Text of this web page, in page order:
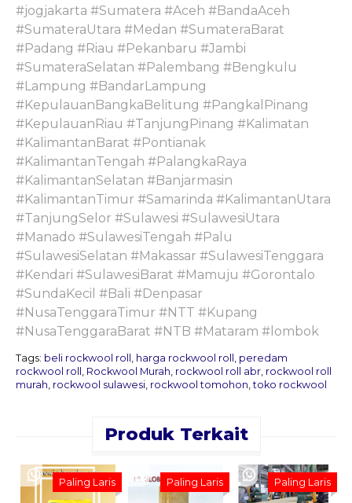
#jogjakarta #Sumatera #Aceh #BandaAceh
#SumateraUtara #Medan #SumateraBarat
#Padang #Riau #Pekanbaru #Jambi
#SumateraSelatan #Palembang #Bengkulu
#Lampung #BandarLampung
#KepulauanBangkaBelitung #PangkalPinang
#KepulauanRiau #TanjungPinang #Kalimatan
#KalimantanBarat #Pontianak
#KalimantanTengah #PalangkaRaya
#KalimantanSelatan #Banjarmasin
#KalimantanTimur #Samarinda #KalimantanUtara
#TanjungSelor #Sulawesi #SulawesiUtara
#Manado #SulawesiTengah #Palu
#SulawesiSelatan #Makassar #SulawesiTenggara
#Kendari #SulawesiBarat #Mamuju #Gorontalo
#SundaKecil #Bali #Denpasar
#NusaTenggaraTimur #NTT #Kupang
#NusaTenggaraBarat #NTB #Mataram #lombok
Tags: beli rockwool roll harga rockwool roll peredam
rockwool roll Rockwool Murah rockwool roll abr rockwool roll
murah rockwool sulawesi rockwool tomohon ,toko rockwool
Produk Terkait
Paling Laris Paling Laris Paling Laris